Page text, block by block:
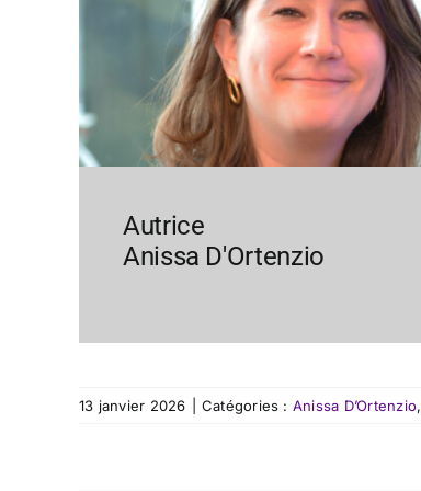
Autrice
Anissa D'Ortenzio
13 janvier 2026 Catégories : Anissa D’Ortenzio,